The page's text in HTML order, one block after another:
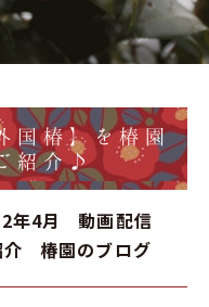
国椿】を椿園
紹介♪
年4月
動画配信
椿園のブログ